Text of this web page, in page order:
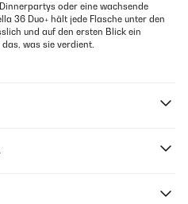
oder eine wachsende
36 Duo+ hält jede Flasche unter den
und auf den ersten Blick ein
was sie verdient.